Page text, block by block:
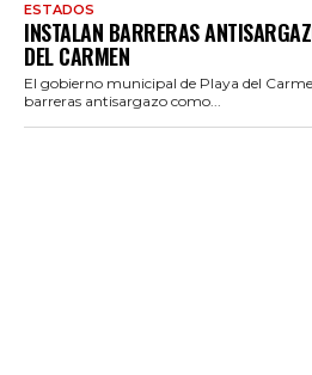
ESTADOS
INSTALAN BARRERAS
DEL CARMEN
El gobierno municipal de Playa del
barreras antisargazo como...